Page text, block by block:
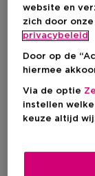
SCENTO
Long Beach
Lichaamsscrub
Productprijs
€ 10,95
website en
zich door
privacybeleid
Door op de
hiermee
Via de optie
instellen
keuze altijd